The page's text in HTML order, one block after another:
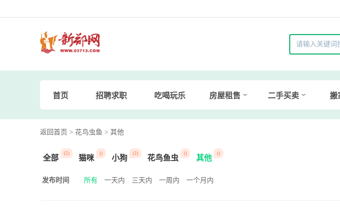
首页 招聘求职 吃喝玩乐 房屋租售 二手买卖 搬
返回首页 > 花鸟虫鱼 > 其他
全部
(2)
猫咪
()
小狗
(2)
花鸟鱼虫
()
其他
()
发布时间 所有 一天内 三天内 一周内 一个月内